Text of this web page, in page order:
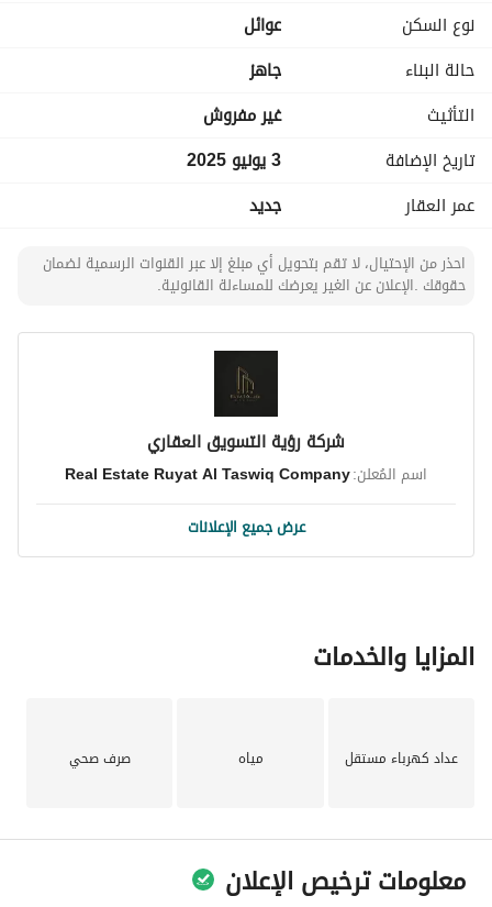
المميزات:
مؤثثة + مكيفات
+ غاز مركزي +
مستودع +
ملحق خارجي +
+ مسبح
+ حديقة 200 م
العملاء والرد على الاستفسارات، خدمات التصاميم والتأثيث
-0552927755
-0559247755
رقم المعلن: - (1399752)
نوع السكن
عوائل
حالة البناء
جاهز
التأثيث
غير مفروش
تاريخ الإضافة
3 يونيو 2025
عمر العقار
جديد
احذر من الإحتيال، لا تقم بتحويل أي مبلغ إلا عبر القنوات الرسمية لضمان
حقوقك .الإعلان عن الغير يعرضك للمساءلة القانونية.
شركة رؤية التسويق العقاري
اسم المُعلن:Real Estate Ruyat Al Taswiq Company
عرض جميع الإعلانات
المزايا والخدمات
عداد كهرباء مستقل مياه صرف صحي
معلومات ترخيص الإعلان